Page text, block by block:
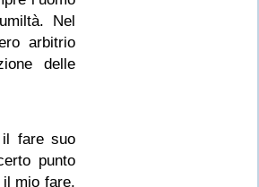
Nel
arbitrio
delle
il fare suo
punto
mio fare,